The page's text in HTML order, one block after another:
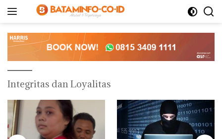
Integritas dan Loyalitas